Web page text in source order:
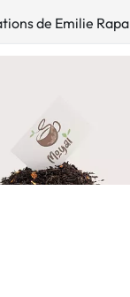
de Emilie Rapa